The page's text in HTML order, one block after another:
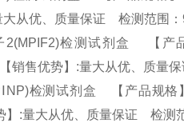
从优、质量保证 检测范围
检测试剂盒 【产
销售优势】:量大从优、质
检测试剂盒 【产品规格
】:量大从优、质量保证 检测